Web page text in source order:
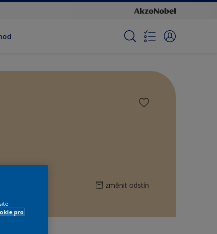
změnit odstín
pro